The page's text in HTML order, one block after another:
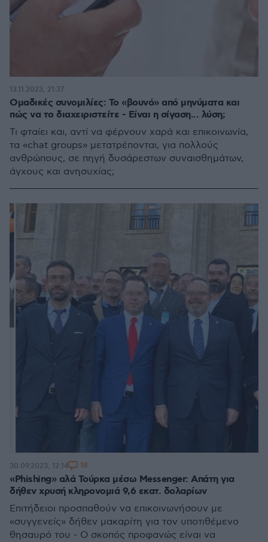
Ομαδικές συνομιλίες: Το «βουνό» από μηνύματα και
πώς να το διαχειριστείτε - Είναι η σίγαση... λύση;
Τι φταίει και, αντί να φέρνουν χαρά και επικοινωνία,
τα «chat groups» μετατρέπονται, για πολλούς
ανθρώπους, σε πηγή δυσάρεστων συναισθημάτων,
άγχους και ανησυχίας;
13.11.2023, 21:37
«Phishing» αλά Τούρκα μέσω Messenger: Απάτη για
δήθεν χρυσή κληρονομιά 9,6 εκατ. δολαρίων
Επιτήδειοι προσπαθούν να επικοινωνήσουν με
«συγγενείς» δήθεν μακαρίτη για τον υποτιθέμενο
θησαυρό του - Ο σκοπός προφανώς είναι να
30.09.2023, 12:14 18